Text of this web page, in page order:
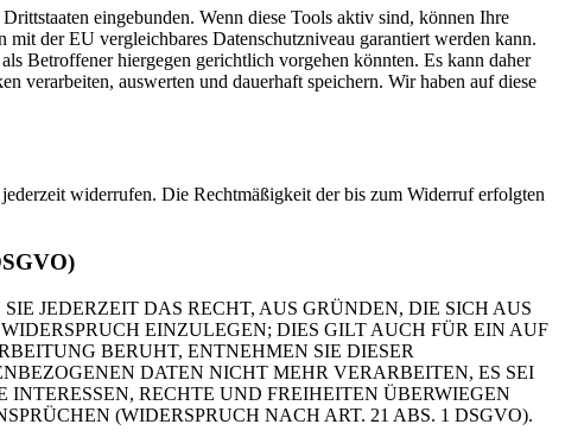
eingebunden. Wenn diese Tools aktiv sind, können Ihre
der EU vergleichbares Datenschutzniveau garantiert werden kann.
Betroffener hiergegen gerichtlich vorgehen könnten. Es kann daher
verarbeiten, auswerten und dauerhaft speichern. Wir haben auf diese
widerrufen. Die Rechtmäßigkeit der bis zum Widerruf erfolgten
JEDERZEIT DAS RECHT, AUS GRÜNDEN, DIE SICH AUS
EINZULEGEN; DIES GILT AUCH FÜR EIN AUF
BERUHT, ENTNEHMEN SIE DIESER
DATEN NICHT MEHR VERARBEITEN, ES SEI
RECHTE UND FREIHEITEN ÜBERWIEGEN
(WIDERSPRUCH NACH ART. 21 ABS. 1 DSGVO).